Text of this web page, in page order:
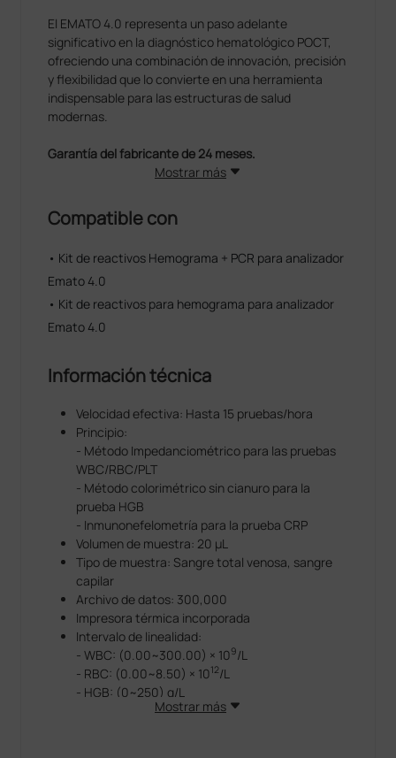
El EMATO 4.0 representa un paso adelante
significativo en la diagnóstico hematológico POCT,
ofreciendo una combinación de innovación, precisión
y flexibilidad que lo convierte en una herramienta
indispensable para las estructuras de salud
modernas.
Garantía del fabricante de 24 meses.
Mostrar más
Compatible con
• Kit de reactivos Hemograma + PCR para analizador
Emato 4.0
• Kit de reactivos para hemograma para analizador
Emato 4.0
Información técnica
Velocidad efectiva: Hasta 15 pruebas/hora
Principio:
- Método Impedanciométrico para las pruebas
WBC/RBC/PLT
- Método colorimétrico sin cianuro para la
prueba HGB
- Inmunonefelometría para la prueba CRP
Volumen de muestra: 20 μL
Tipo de muestra: Sangre total venosa, sangre
capilar
Archivo de datos: 300,000
Impresora térmica incorporada
Intervalo de linealidad:
- WBC: (0.00~300.00) × 109/L
- RBC: (0.00~8.50) × 1012/L
- HGB: (0~250) g/L
- HCT: (0.0-75.0)%Mostrar más